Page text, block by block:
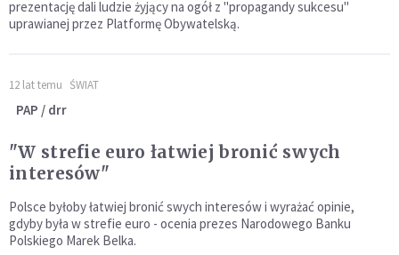
prezentację dali ludzie żyjący na ogół z "propagandy sukcesu"
uprawianej przez Platformę Obywatelską.
12 lat temu ŚWIAT
PAP / drr
"W strefie euro łatwiej bronić swych
interesów"
Polsce byłoby łatwiej bronić swych interesów i wyrażać opinie,
gdyby była w strefie euro - ocenia prezes Narodowego Banku
Polskiego Marek Belka.